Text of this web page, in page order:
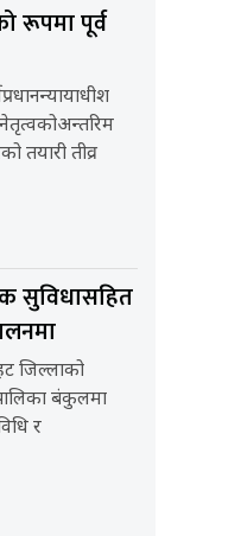
रूपमा पूर्व
तयारी तीव्र
सुविधासहित
जिल्लाको
बंकुलमा
र